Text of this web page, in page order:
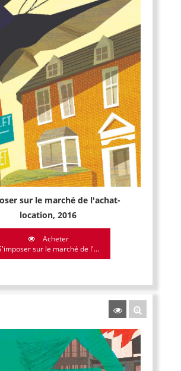
sur le marché de l'achat-
location, 2016
Acheter
sur le marché de l'...